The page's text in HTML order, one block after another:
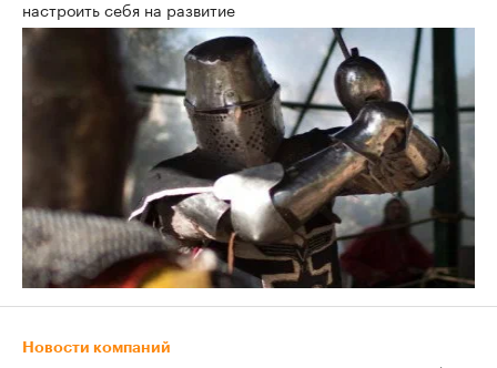
настроить себя на развитие
Новости компаний